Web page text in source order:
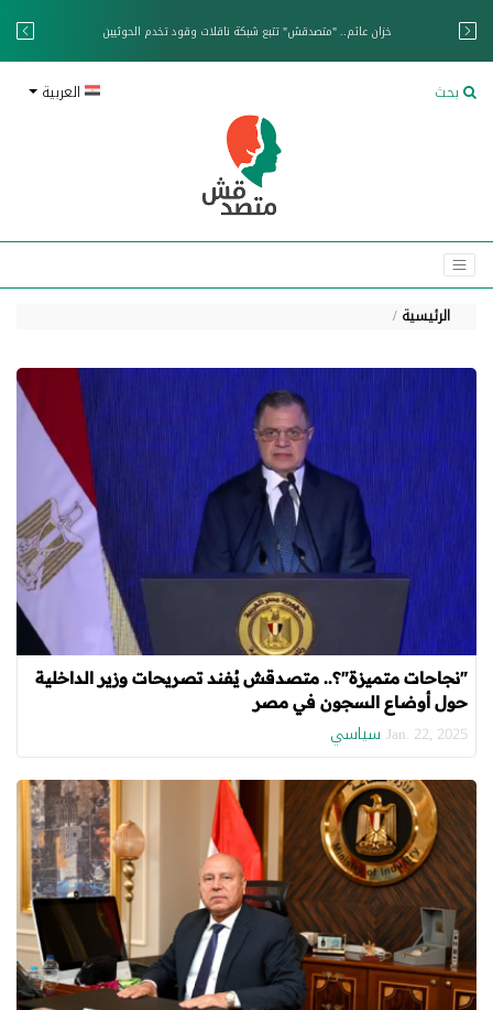
خزان عائم.. "متصدقش" تتبع شبكة ناقلات وقود تخدم الحوثيين
بحث العربية
الرئيسية
"نجاحات متميزة"؟.. متصدقش يُفند تصريحات وزير الداخلية
حول أوضاع السجون في مصر
Jan. 22, 2025 سياسي